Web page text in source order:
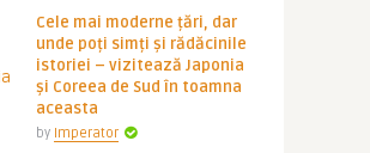
Cele mai moderne țări, dar
unde poți simți și rădăcinile
istoriei – vizitează Japonia
și Coreea de Sud în toamna
aceasta
by Imperator